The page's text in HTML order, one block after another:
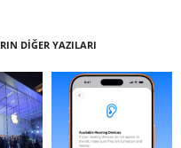
DİĞER YAZILARI